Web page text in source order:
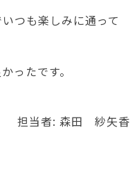
つも楽しみに通って
ったです。
担当者: 森田 紗矢香